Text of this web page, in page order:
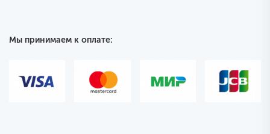
Мы принимаем к оплате: